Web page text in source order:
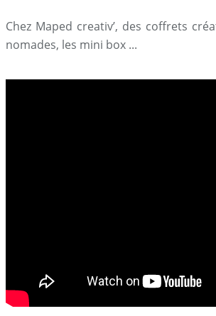
Chez Maped creativ’, des coffrets
nomades, les mini box ...